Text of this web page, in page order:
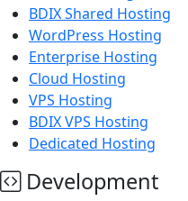
BDIX Shared Hosting
WordPress Hosting
Enterprise Hosting
Cloud Hosting
VPS Hosting
BDIX VPS Hosting
Dedicated Hosting
Development